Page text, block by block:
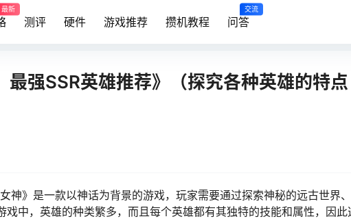
最新
测评 硬件 游戏推荐 攒机教程 问答
交流
最强SSR英雄推荐》（探究各种英雄的特
神》是一款以神话为背景的游戏，玩家需要通过探索神秘的远古世界
戏中，英雄的种类繁多，而且每个英雄都有其独特的技能和属性，因